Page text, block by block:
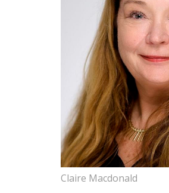
Claire Macdonald